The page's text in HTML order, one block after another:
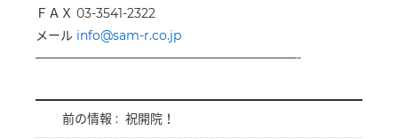
ＦＡＸ 03-3541-2322
メール info@sam-r.co.jp
—————————————————————-
前の情報 : 祝開院！